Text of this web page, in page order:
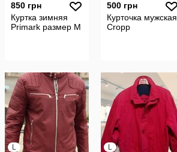
850 грн
Куртка зимняя
Primark размер M
500 грн
Курточка мужская
Cropp
L L